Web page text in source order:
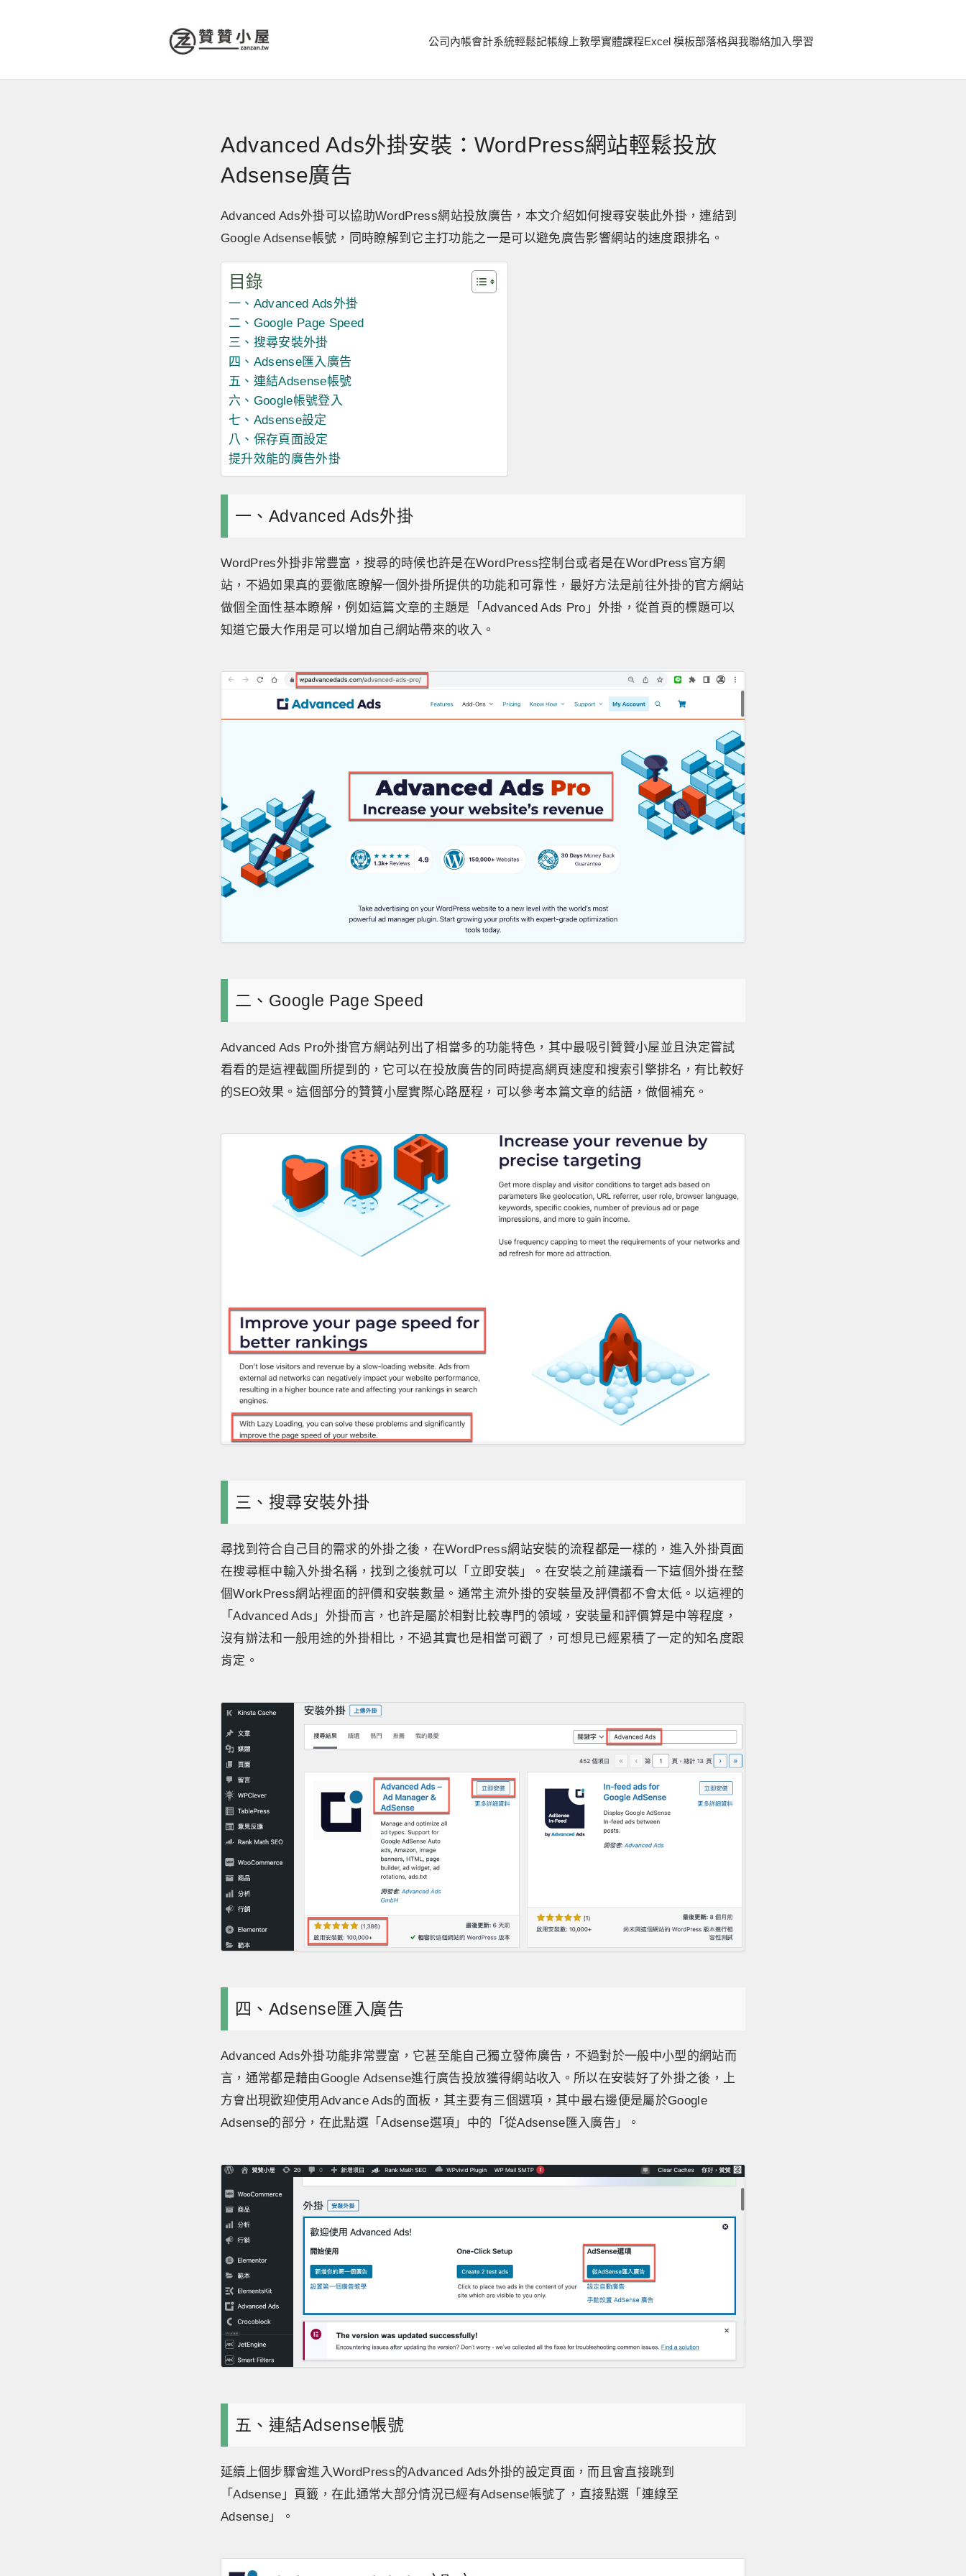
公司內帳會計系統輕鬆記帳線上教學實體課程Excel 模板部落格與我聯絡加入學習
Advanced Ads外掛安裝：WordPress網站輕鬆投放
Adsense廣告
Advanced Ads外掛可以協助WordPress網站投放廣告，本文介紹如何搜尋安裝此外掛，連結到
Google Adsense帳號，同時瞭解到它主打功能之一是可以避免廣告影響網站的速度跟排名。
目錄
一、Advanced Ads外掛
二、Google Page Speed
三、搜尋安裝外掛
四、Adsense匯入廣告
五、連結Adsense帳號
六、Google帳號登入
七、Adsense設定
八、保存頁面設定
提升效能的廣告外掛
一、Advanced Ads外掛
WordPres外掛非常豐富，搜尋的時候也許是在WordPress控制台或者是在WordPress官方網
站，不過如果真的要徹底瞭解一個外掛所提供的功能和可靠性，最好方法是前往外掛的官方網站
做個全面性基本瞭解，例如這篇文章的主題是「Advanced Ads Pro」外掛，從首頁的標題可以
知道它最大作用是可以增加自己網站帶來的收入。
二、Google Page Speed
Advanced Ads Pro外掛官方網站列出了相當多的功能特色，其中最吸引贊贊小屋並且決定嘗試
看看的是這裡截圖所提到的，它可以在投放廣告的同時提高網頁速度和搜索引擎排名，有比較好
的SEO效果。這個部分的贊贊小屋實際心路歷程，可以參考本篇文章的結語，做個補充。
三、搜尋安裝外掛
尋找到符合自己目的需求的外掛之後，在WordPress網站安裝的流程都是一樣的，進入外掛頁面
在搜尋框中輸入外掛名稱，找到之後就可以「立即安裝」。在安裝之前建議看一下這個外掛在整
個WorkPress網站裡面的評價和安裝數量。通常主流外掛的安裝量及評價都不會太低。以這裡的
「Advanced Ads」外掛而言，也許是屬於相對比較專門的領域，安裝量和評價算是中等程度，
沒有辦法和一般用途的外掛相比，不過其實也是相當可觀了，可想見已經累積了一定的知名度跟
肯定。
四、Adsense匯入廣告
Advanced Ads外掛功能非常豐富，它甚至能自己獨立發佈廣告，不過對於一般中小型的網站而
言，通常都是藉由Google Adsense進行廣告投放獲得網站收入。所以在安裝好了外掛之後，上
方會出現歡迎使用Advance Ads的面板，其主要有三個選項，其中最右邊便是屬於Google
Adsense的部分，在此點選「Adsense選項」中的「從Adsense匯入廣告」。
五、連結Adsense帳號
延續上個步驟會進入WordPress的Advanced Ads外掛的設定頁面，而且會直接跳到
「Adsense」頁籤，在此通常大部分情況已經有Adsense帳號了，直接點選「連線至
Adsense」。